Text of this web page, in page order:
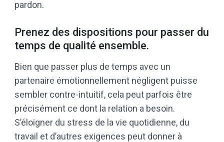
pardon.
Prenez des dispositions pour passer du
temps de qualité ensemble.
Bien que passer plus de temps avec un
partenaire émotionnellement négligent puisse
sembler contre-intuitif, cela peut parfois être
précisément ce dont la relation a besoin.
S’éloigner du stress de la vie quotidienne, du
travail et d’autres exigences peut donner à